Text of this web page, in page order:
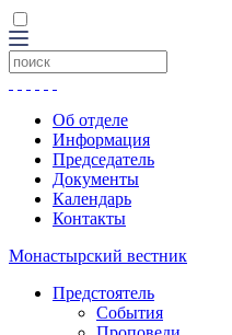
Об отделе
Информация
Председатель
Документы
Календарь
Контакты
Монастырский вестник
Предстоятель
События